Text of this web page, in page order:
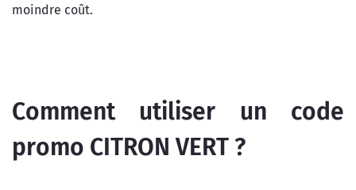
moindre coût.
Comment utiliser un code
promo CITRON VERT ?